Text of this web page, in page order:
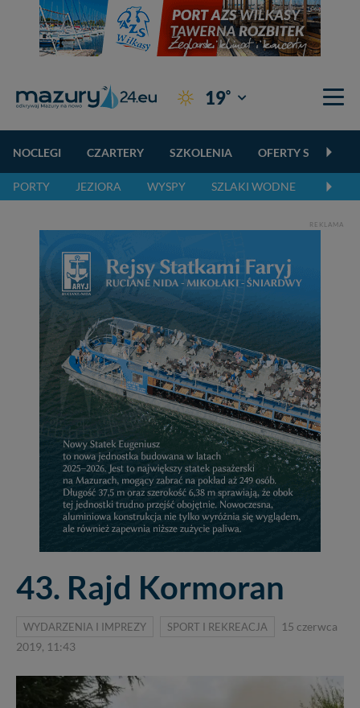
19° Giżycko
NOCLEGI CZARTERY SZKOLENIA OFERTY
PORTY JEZIORA WYSPY SZLAKI WODNE
REKLAMA
43. Rajd Kormoran
WYDARZENIA I IMPREZY SPORT I REKREACJA
15 czerwca
2019, 11:43